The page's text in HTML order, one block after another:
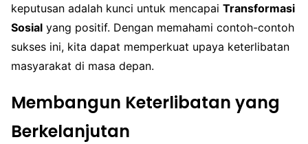
keputusan adalah kunci untuk mencapai Transformasi
Sosial yang positif. Dengan memahami contoh-contoh
sukses ini, kita dapat memperkuat upaya keterlibatan
masyarakat di masa depan.
Membangun Keterlibatan yang
Berkelanjutan